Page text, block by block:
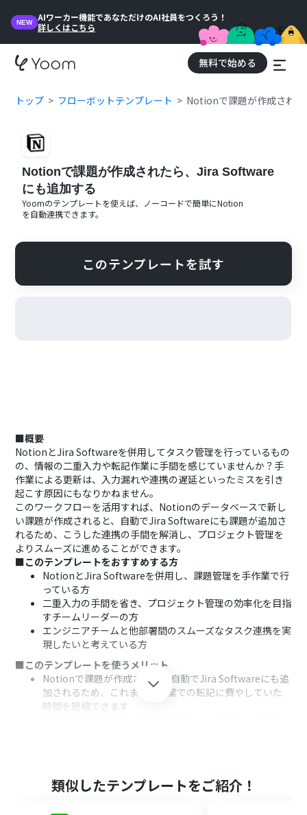
NEW
AIワーカー機能であなただけのAI社員をつくろう！
詳しくはこちら
無料で始める
トップ フローボットテンプレート Notionで課題が作成され
Notionで課題が作成されたら、Jira Software
にも追加する
Yoomのテンプレートを使えば、ノーコードで簡単にNotion
を自動連携できます。
このテンプレートを試す
■概要
NotionとJira Softwareを併用してタスク管理を行っているもの
の、情報の二重入力や転記作業に手間を感じていませんか？手
作業による更新は、入力漏れや連携の遅延といったミスを引き
起こす原因にもなりかねません。
このワークフローを活用すれば、Notionのデータベースで新し
い課題が作成されると、自動でJira Softwareにも課題が追加さ
れるため、こうした連携の手間を解消し、プロジェクト管理を
よりスムーズに進めることができます。
■このテンプレートをおすすめする方
NotionとJira Softwareを併用し、課題管理を手作業で行
っている方
二重入力の手間を省き、プロジェクト管理の効率化を目指
すチームリーダーの方
エンジニアチームと他部署間のスムーズなタスク連携を実
現したいと考えている方
■このテンプレートを使うメリット
Notionで課題が作成されると自動でJira Softwareにも追
加されるため、これまで手作業での転記に費やしていた
時間を短縮できます
次に、トリガーでNotionを選択し、「特定のデータソー
スのページが作成・更新されたら」というアクションを設
類似したテンプレートをご紹介！